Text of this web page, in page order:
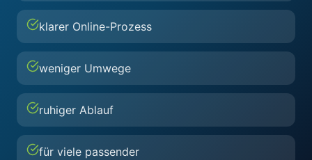
klarer Online-Prozess
weniger Umwege
ruhiger Ablauf
für viele passender